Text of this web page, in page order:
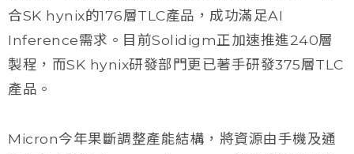
合SK hynix的176層TLC產品，成功滿足AI
Inference需求。目前Solidigm正加速推進240層
製程，而SK hynix研發部門更已著手研發375層TLC
產品。
Micron今年果斷調整產能結構，將資源由手機及通